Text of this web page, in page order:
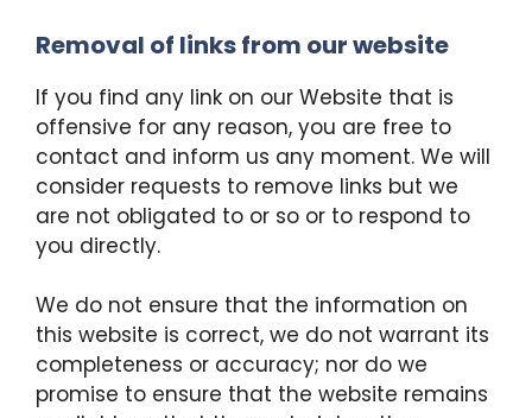
Removal of links from our website
If you find any link on our Website that is
offensive for any reason, you are free to
contact and inform us any moment. We will
consider requests to remove links but we
are not obligated to or so or to respond to
you directly.
We do not ensure that the information on
this website is correct, we do not warrant its
completeness or accuracy; nor do we
promise to ensure that the website remains